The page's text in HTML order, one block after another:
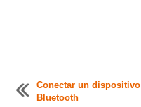
Conectar un dispositivo
Bluetooth